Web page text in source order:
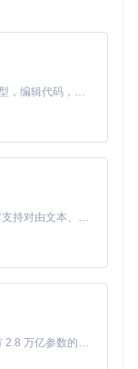
摄成电影，既保
态漫画作品转化
Claude Code 的开源替代方案。连接任意大模型，编辑代码，运行命令，自动验证 — 全自动执行。用 Rust 构建，极致性能。 ｜ An open-source alternative to Claude Code. Connect any LLM, edit code, run commands, and verify changes — autonomously. Built in Rust for speed. Get Started
MiniMax H3 是一个通用的全模态生成系统。它支持对由文本、图像、视频和音频组成的多模态上下文进行统一理解，并能生成分辨率高达 2K、时长可达 15 秒的带原生立体声音频的视频。得益于面向任务泛化的系统设计，H3 在预训练阶段就已具备广泛的多模态上下文理解与生成能力，能够出色地执行复杂的多模态指令。
Kimi K3 是Kimi能力最强的模型：这是一个拥有 2.8 万亿参数的混合专家（MoE）模型，具备原生视觉理解能力，并支持 100 万 token 的上下文窗口。